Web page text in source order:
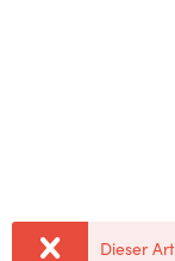
Dieser